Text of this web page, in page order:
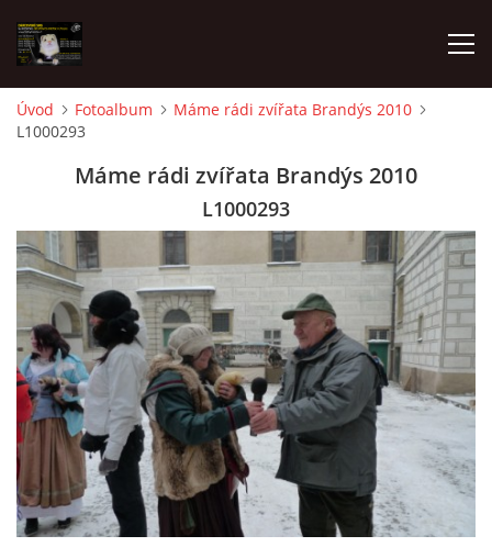
AKTUALITY
K ADOPCI
V PÉČI
VIRTUÁLNÍ ADOPCE
V NOVÝCH DOMOVECH
Úvod Fotoalbum
Máme rádi zvířata Brandýs 2010
L1000293
Máme rádi zvířata Brandýs 2010
L1000293